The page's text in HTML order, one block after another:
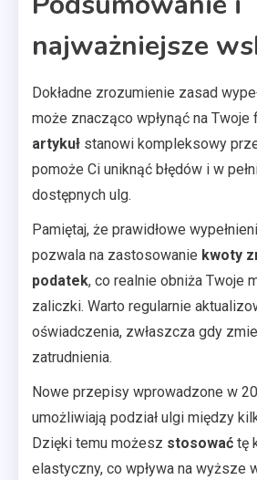
najważniejsze
Dokładne zrozumienie zasad
może znacząco wpłynąć na Twoje
artykuł stanowi kompleksowy
pomoże Ci uniknąć błędów i w
dostępnych ulg.
Pamiętaj, że prawidłowe
pozwala na zastosowanie kwoty
podatek, co realnie obniża Twoje
zaliczki. Warto regularnie
oświadczenia, zwłaszcza gdy
zatrudnienia.
Nowe przepisy wprowadzone w
umożliwiają podział ulgi między
Dzięki temu możesz stosować tę
elastyczny, co wpływa na wyższe